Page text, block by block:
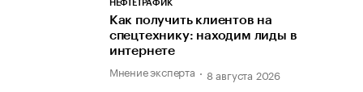
НЕФТЕТРАФИК
Как получить клиентов на
спецтехнику: находим лиды в
интернете
Мнение эксперта 8 августа 2026